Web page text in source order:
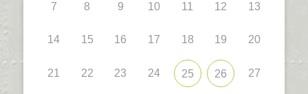
7 8 9 10 11 12 13
14 15 16 17 18 19 20
21 22 23 24 25 26 27